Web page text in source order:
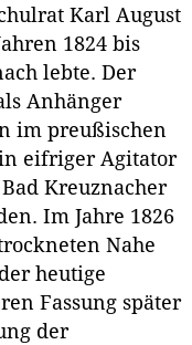
Karl August
1824 bis
lebte. Der
Anhänger
im preußischen
eifriger Agitator
Kreuznacher
Im Jahre 1826
Nahe
heutige
Fassung später
der